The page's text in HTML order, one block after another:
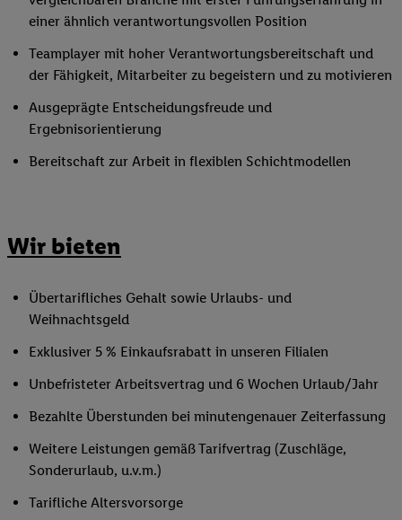
einer ähnlich verantwortungsvollen Position
Teamplayer mit hoher Verantwortungsbereitschaft und
der Fähigkeit, Mitarbeiter zu begeistern und zu motivieren
Ausgeprägte Entscheidungsfreude und
Ergebnisorientierung
Bereitschaft zur Arbeit in flexiblen Schichtmodellen
Wir bieten
Übertarifliches Gehalt sowie Urlaubs- und
Weihnachtsgeld
Exklusiver 5 % Einkaufsrabatt in unseren Filialen
Unbefristeter Arbeitsvertrag und 6 Wochen Urlaub/Jahr
Bezahlte Überstunden bei minutengenauer Zeiterfassung
Weitere Leistungen gemäß Tarifvertrag (Zuschläge,
Sonderurlaub, u.v.m.)
Tarifliche Altersvorsorge